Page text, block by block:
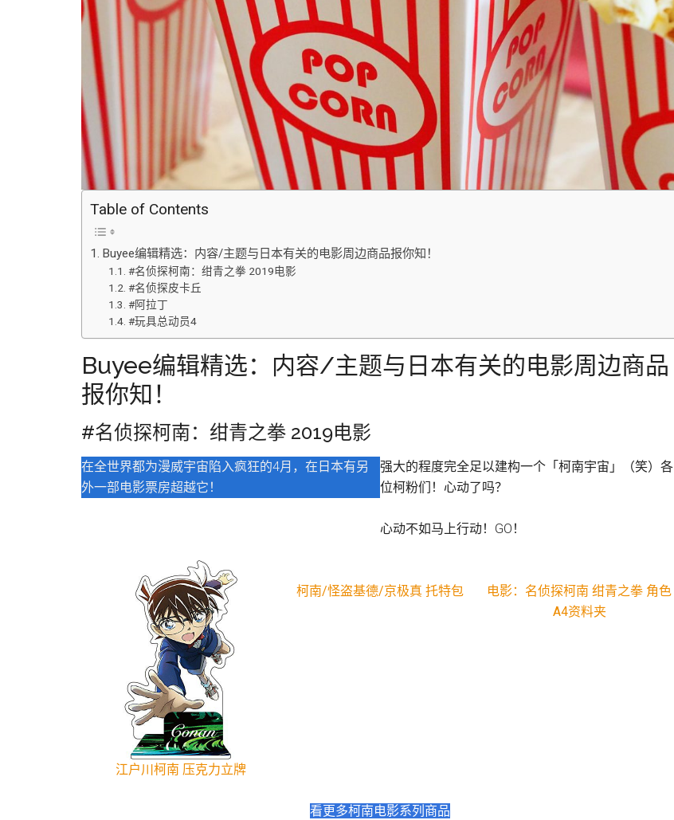
Table of Contents
Buyee编辑精选：内容/主题与日本有关的电影周边商品报你知！
#名侦探柯南：绀青之拳 2019电影
#名侦探皮卡丘
#阿拉丁
#玩具总动员4
Buyee编辑精选：内容/主题与日本有关的电影周边商品
报你知！
#名侦探柯南：绀青之拳 2019电影
在全世界都为漫威宇宙陷入疯狂的4月，在日本有另
外一部电影票房超越它！
强大的程度完全足以建构一个「柯南宇宙」（笑）各
位柯粉们！心动了吗？
心动不如马上行动！GO！
江户川柯南 压克力立牌
柯南/怪盗基德/京极真 托特包
电影：名侦探柯南 绀青之拳 角色
A4资料夹
看更多柯南电影系列商品